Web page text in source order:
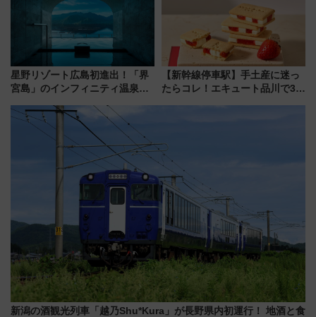
星野リゾート広島初進出！「界
宮島」のインフィニティ温泉と
宿泊料金・アクセスは？（2026
年7月23日開業）
【新幹線停車駅】手土産に迷っ
たらコレ！エキュート品川で3年
新潟の酒観光列車「越乃Shu*Kura」が長野県内初運行！ 地酒と食